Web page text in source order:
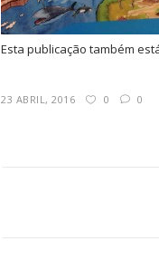
Esta publicação também
23 ABRIL, 2016 0 0